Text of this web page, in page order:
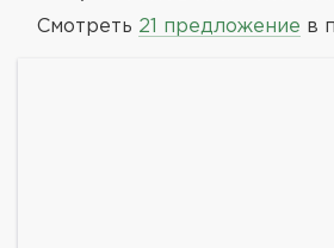
Смотреть 21 предложение в